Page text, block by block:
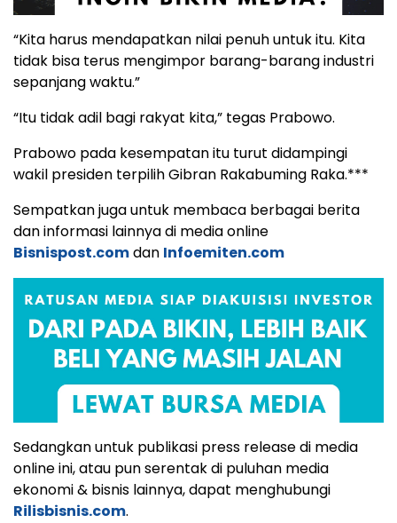
“Kita harus mendapatkan nilai penuh untuk itu. Kita
tidak bisa terus mengimpor barang-barang industri
sepanjang waktu.”
“Itu tidak adil bagi rakyat kita,” tegas Prabowo.
Prabowo pada kesempatan itu turut didampingi
wakil presiden terpilih Gibran Rakabuming Raka.***
Sempatkan juga untuk membaca berbagai berita
dan informasi lainnya di media online
Bisnispost.comdan Infoemiten.com
Sedangkan untuk publikasi press release di media
online ini, atau pun serentak di puluhan media
ekonomi & bisnis lainnya, dapat menghubungi
Rilisbisnis.com.